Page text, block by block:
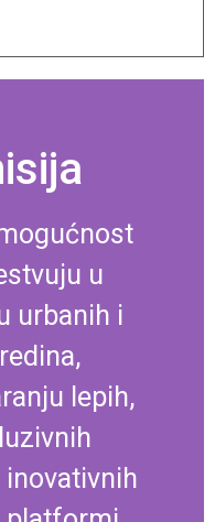
u
urbanih i
lepih,